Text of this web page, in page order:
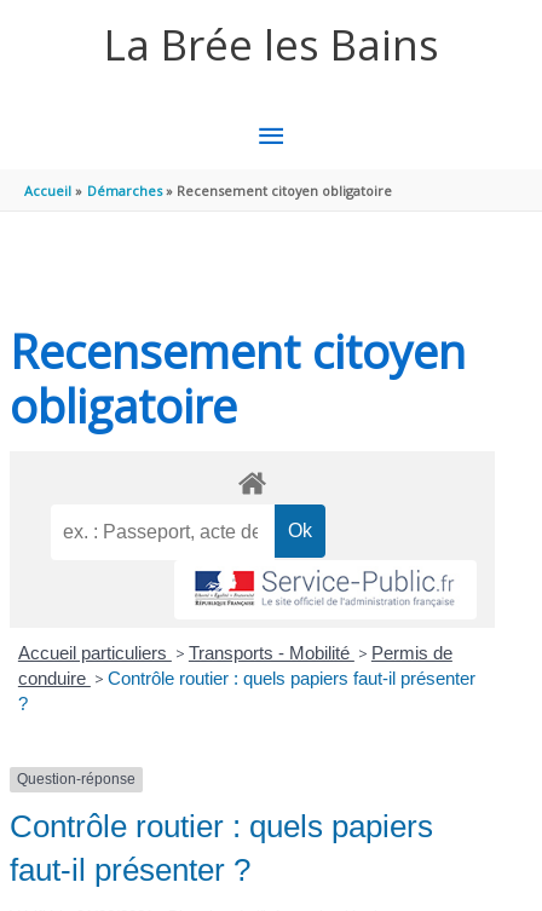
La Brée les Bains
MENU
PRINCIPAL
Accueil Démarches Recensement citoyen obligatoire
Recensement citoyen
obligatoire
Accueil particuliers > Transports - Mobilité > Permis de
conduire > Contrôle routier : quels papiers faut-il présenter
?
Question-réponse
Contrôle routier : quels papiers
faut-il présenter ?